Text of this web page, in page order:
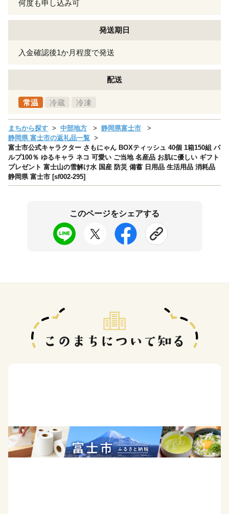
何度も申し込み可
発送期日
入金確認後1か月程度で発送
配送
常温 冷蔵 冷凍
まちから探す 中部地方
静岡県富士市
静岡県 富士市の返礼品一覧
富士市公式キャラクター さもにゃん BOXティッシュ 40個 1箱150組 パ
ルプ100％ ゆるキャラ ネコ 可愛い ご当地 名産品 お肌に優しい ギフト
プレゼント 富士山の雪解け水 国産 防災 備蓄 日用品 生活用品 消耗品
静岡県 富士市 [sf002-295]
このページをシェアする